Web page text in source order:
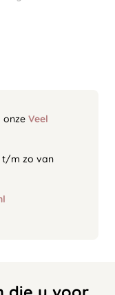
onze Veel
t/m zo van